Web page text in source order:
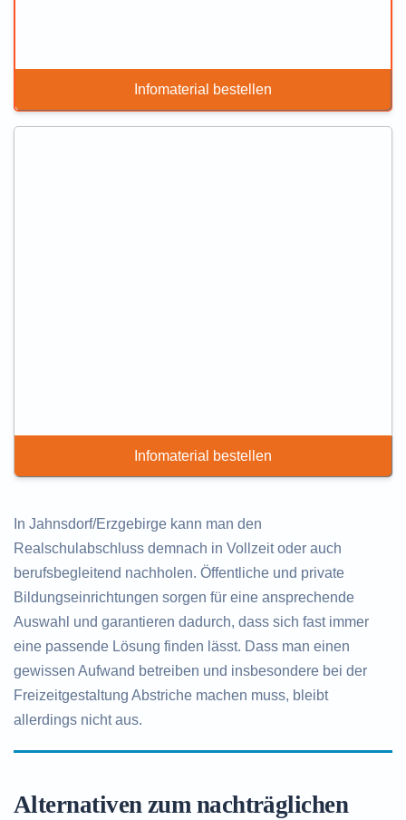
Infomaterial bestellen
Infomaterial bestellen
In Jahnsdorf/Erzgebirge kann man den
Realschulabschluss demnach in Vollzeit oder auch
berufsbegleitend nachholen. Öffentliche und private
Bildungseinrichtungen sorgen für eine ansprechende
Auswahl und garantieren dadurch, dass sich fast immer
eine passende Lösung finden lässt. Dass man einen
gewissen Aufwand betreiben und insbesondere bei der
Freizeitgestaltung Abstriche machen muss, bleibt
allerdings nicht aus.
Alternativen zum nachträglichen